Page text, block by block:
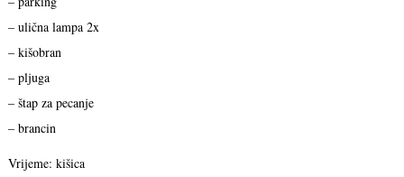
– ulična lampa 2x
– kišobran
– pljuga
– štap za pecanje
– brancin
Vrijeme: kišica